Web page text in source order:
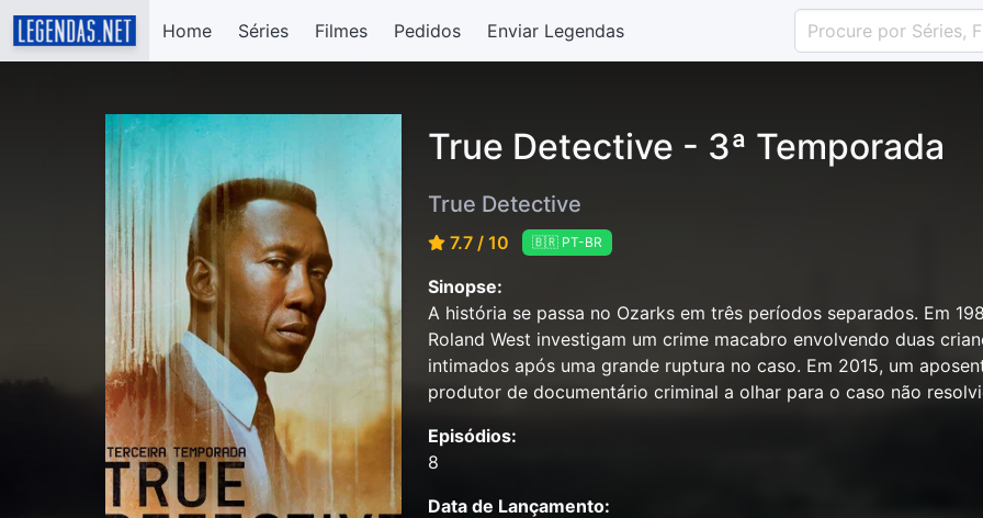
Home Séries Filmes Pedidos Enviar Legendas
True Detective - 3ª Temporada
True Detective
7.7 / 10 🇧🇷 PT-BR
Sinopse:
A história se passa no Ozarks em três períodos separados. Em
Roland West investigam um crime macabro envolvendo duas
intimados após uma grande ruptura no caso. Em 2015, um
produtor de documentário criminal a olhar para o caso não
Episódios:
8
Data de Lançamento: